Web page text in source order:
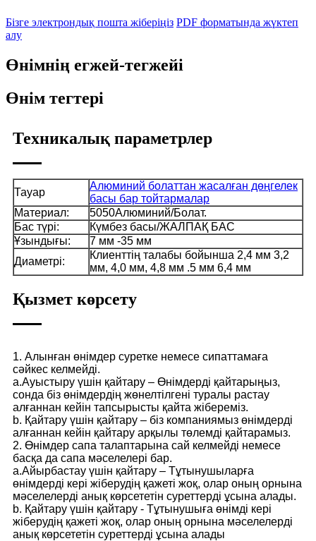
Бізге электрондық пошта жіберіңіз PDF форматында жүктеп
алу
Өнімнің егжей-тегжейі
Өнім тегтері
Техникалық параметрлер
Тауар
Алюминий болаттан жасалған дөңгелек
басы бар тойтармалар
Материал:
5050Алюминий/Болат.
Бас түрі:
Күмбез басы/ЖАЛПАҚ БАС
Ұзындығы:
7 мм -35 мм
Диаметрі:
Клиенттің талабы бойынша 2,4 мм 3,2
мм, 4,0 мм, 4,8 мм .5 мм 6,4 мм
Қызмет көрсету
1. Алынған өнімдер суретке немесе сипаттамаға
сәйкес келмейді.
a.Ауыстыру үшін қайтару – Өнімдерді қайтарыңыз,
сонда біз өнімдердің жөнелтілгені туралы растау
алғаннан кейін тапсырысты қайта жібереміз.
b. Қайтару үшін қайтару – біз компаниямыз өнімдерді
алғаннан кейін қайтару арқылы төлемді қайтарамыз.
2. Өнімдер сапа талаптарына сай келмейді немесе
басқа да сапа мәселелері бар.
a.Айырбастау үшін қайтару – Тұтынушыларға
өнімдерді кері жіберудің қажеті жоқ, олар оның орнына
мәселелерді анық көрсететін суреттерді ұсына алады.
b. Қайтару үшін қайтару - Тұтынушыға өнімді кері
жіберудің қажеті жоқ, олар оның орнына мәселелерді
анық көрсететін суреттерді ұсына алады